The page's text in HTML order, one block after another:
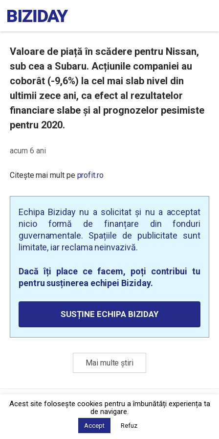
Valoare de piață în scădere pentru Nissan,
sub cea a Subaru. Acțiunile companiei au
coborât (-9,6%) la cel mai slab nivel din
ultimii zece ani, ca efect al rezultatelor
financiare slabe și al prognozelor pesimiste
pentru 2020.
acum 6 ani
Citește mai mult pe profit.ro
Echipa Biziday nu a solicitat și nu a acceptat
nicio formă de finanțare din fonduri
guvernamentale. Spațiile de publicitate sunt
limitate, iar reclama neinvazivă.
Dacă îți place ce facem, poți contribui tu
pentru susținerea echipei Biziday.
SUSȚINE ECHIPA BIZIDAY
Mai multe știri
Politica de confidențialitate·Contact
2026 © Biziday
Acest site foloseşte cookies pentru a îmbunătăți experiența ta
de navigare.
Accept Refuz